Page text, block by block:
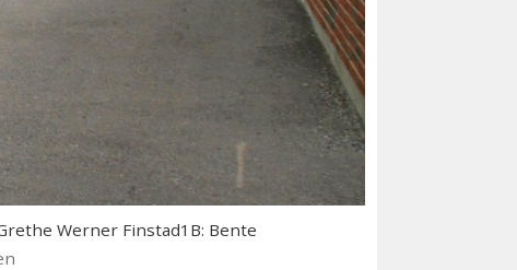
Werner Finstad1B: Bente